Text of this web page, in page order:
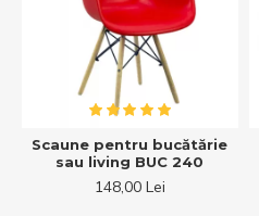
Scaune pentru bucătărie
sau living BUC 240
148,00 Lei